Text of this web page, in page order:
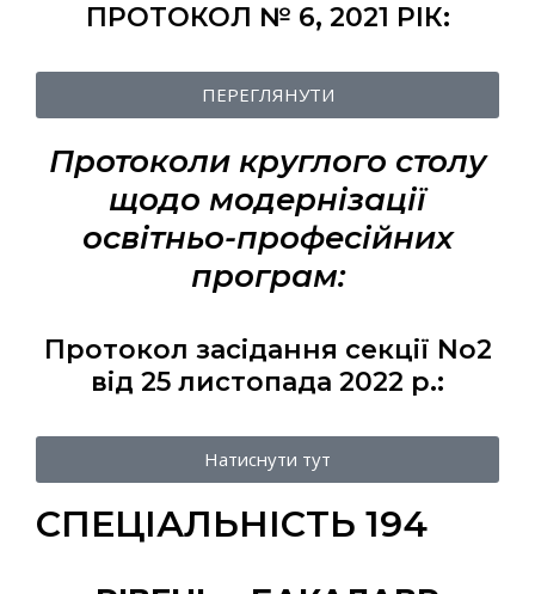
ПРОТОКОЛ № 6, 2021 РІК:
ПЕРЕГЛЯНУТИ
Протоколи круглого столу
щодо модернізації
освітньо-професійних
програм:
Протокол засідання секції No2
від 25 листопада 2022 р.:
Натиснути тут
СПЕЦІАЛЬНІСТЬ 194